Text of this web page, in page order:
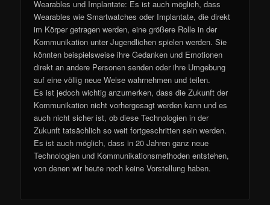
Wearables und Implantate: Es ist auch möglich, dass
Wearables wie Smartwatches oder Implantate, die direkt
im Körper getragen werden, eine größere Rolle in der
Kommunikation unter Jugendlichen spielen werden. Sie
könnten beispielsweise ihre Gedanken und Emotionen
direkt an andere Personen senden oder ihre Umgebung
auf eine völlig neue Weise wahrnehmen und teilen.
Es ist jedoch wichtig anzumerken, dass die Zukunft der
Kommunikation nicht vorhergesagt werden kann und es
auch nicht sicher ist, ob diese Technologien in der
Zukunft tatsächlich so weit fortgeschritten sein werden.
Es ist auch möglich, dass in 20 Jahren ganz neue
Technologien und Kommunikationsmethoden entstehen,
von denen wir heute noch keine Vorstellung haben.